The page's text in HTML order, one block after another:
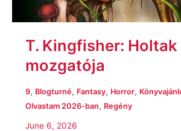
T. Kingfisher: Holtak
mozgatója
9, Blogturné, Fantasy, Horror,
Olvastam 2026-ban, Regény
June 6, 2026